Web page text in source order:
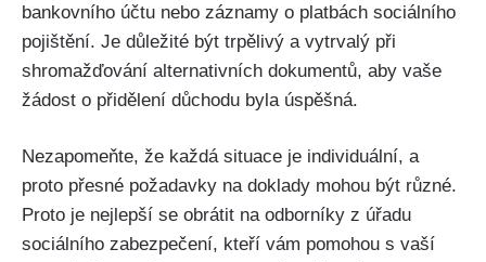
bankovního účtu nebo záznamy o platbách sociálního
pojištění. Je důležité být trpělivý a vytrvalý při
shromažďování alternativních dokumentů, aby vaše
žádost o přidělení důchodu byla úspěšná.
Nezapomeňte, že každá situace je individuální, a
proto přesné požadavky na doklady mohou být různé.
Proto je nejlepší se obrátit na odborníky z úřadu
sociálního zabezpečení, kteří vám pomohou s vaší